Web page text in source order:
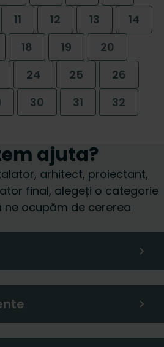
11 12 13
14
18 19
20
24 25
26
30 31
32
ajuta?
arhitect, proiectant,
final, alegeți o categorie
ne ocupăm de cererea